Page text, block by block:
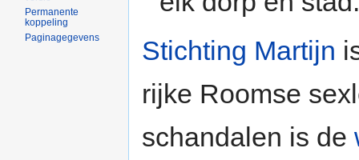
Stichting Martijn
rijke Roomse
schandalen is de
Permanente
koppeling
Paginagegevens